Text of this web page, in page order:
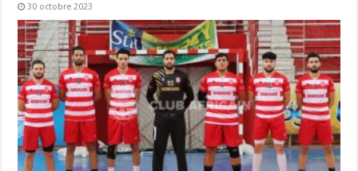
30 octobre 2023